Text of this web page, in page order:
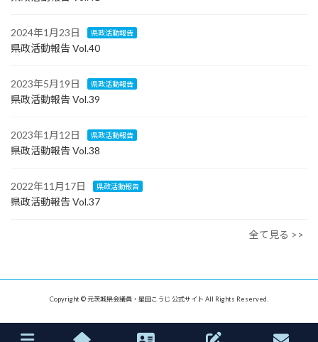
2024年1月23日 県政活動報告
県政活動報告 Vol.40
2023年5月19日 県政活動報告
県政活動報告 Vol.39
2023年1月12日 県政活動報告
県政活動報告 Vol.38
2022年11月17日 県政活動報告
県政活動報告 Vol.37
全て見る >>
Copyright © 元茨城県会議員・星田こうじ 公式サイト All Rights Reserved.